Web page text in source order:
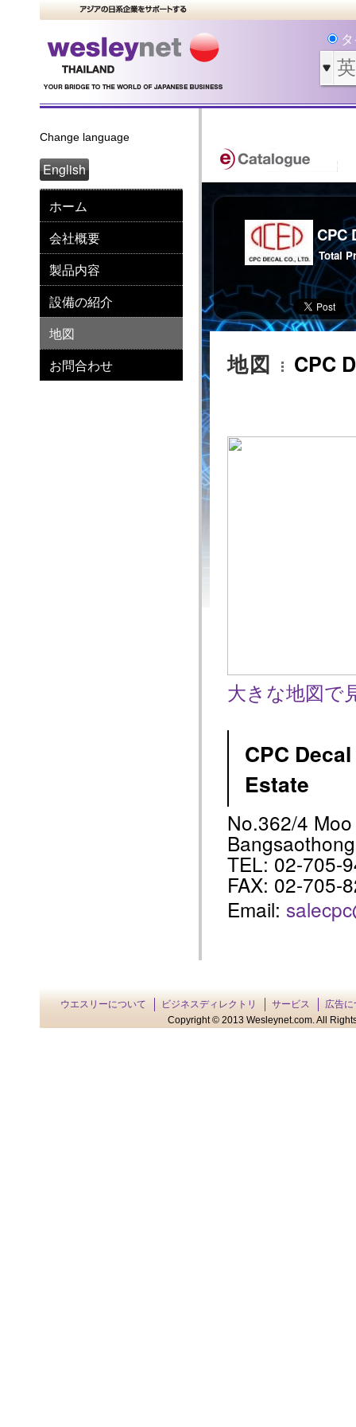
Change language
English
ホーム
会社概要
製品内容
設備の紹介
地図
お問合わせ
CPC
Total
地図 CPC
大きな地図で
CPC
Estate
No.362/4
TEL: 02-705-
FAX: 02-705-
Email:
ウエスリーについて ビジネスディレクトリ サービス
広告に
Copyright © 2013 Wesleynet.com. All